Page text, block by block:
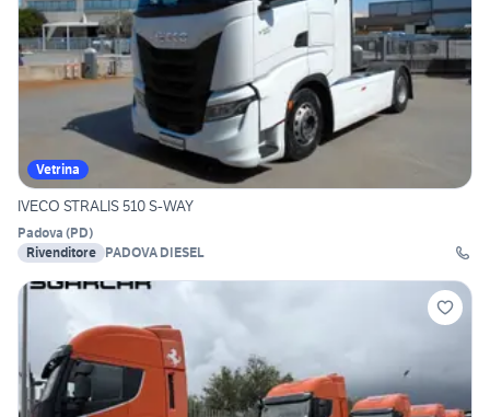
Vetrina
IVECO STRALIS 510 S-WAY
Padova (PD)
Rivenditore PADOVA DIESEL